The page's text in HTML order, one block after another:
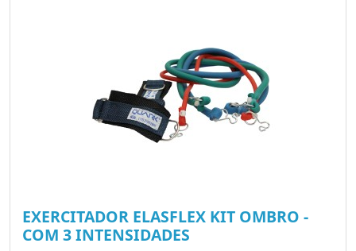
EXERCITADOR ELASFLEX KIT OMBRO -
COM 3 INTENSIDADES